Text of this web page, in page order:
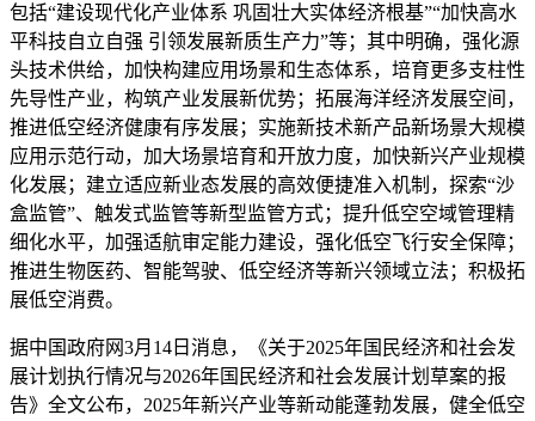
包括“建设现代化产业体系 巩固壮大实体经济根基”“加快高水
平科技自立自强 引领发展新质生产力”等；其中明确，强化源
头技术供给，加快构建应用场景和生态体系，培育更多支柱性
先导性产业，构筑产业发展新优势；拓展海洋经济发展空间，
推进低空经济健康有序发展；实施新技术新产品新场景大规模
应用示范行动，加大场景培育和开放力度，加快新兴产业规模
化发展；建立适应新业态发展的高效便捷准入机制，探索“沙
盒监管”、触发式监管等新型监管方式；提升低空空域管理精
细化水平，加强适航审定能力建设，强化低空飞行安全保障；
推进生物医药、智能驾驶、低空经济等新兴领域立法；积极拓
展低空消费。
据中国政府网3月14日消息，《关于2025年国民经济和社会发
展计划执行情况与2026年国民经济和社会发展计划草案的报
告》全文公布，2025年新兴产业等新动能蓬勃发展，健全低空